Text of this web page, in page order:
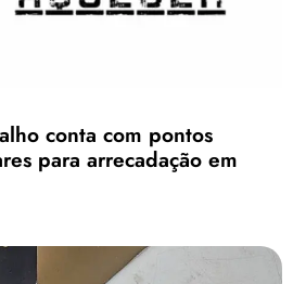
conta com pontos
para arrecadação em